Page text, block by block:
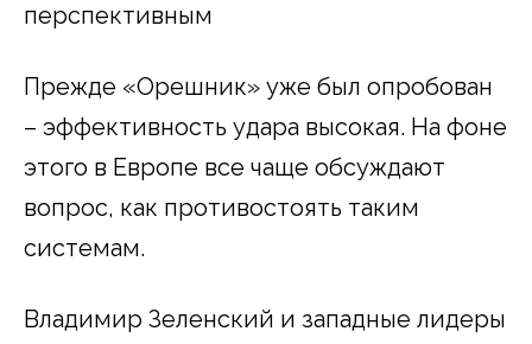
перспективным
Прежде «Орешник» уже был опробован
– эффективность удара высокая. На фоне
этого в Европе все чаще обсуждают
вопрос, как противостоять таким
системам.
Владимир Зеленский и западные лидеры